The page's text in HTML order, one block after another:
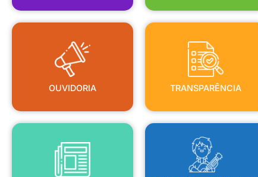
OUVIDORIA
OUVIDORIA
TRANSPARÊNCIA
TRANSPARÊNCIA
JORNAL OFICIAL POLÍTICA NACIONAL ALDIR
BLANC